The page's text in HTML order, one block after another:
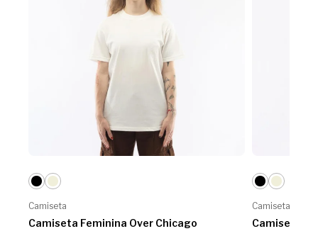
Camiseta
Camiseta Feminina Over Chicago
Camiseta
Camiseta